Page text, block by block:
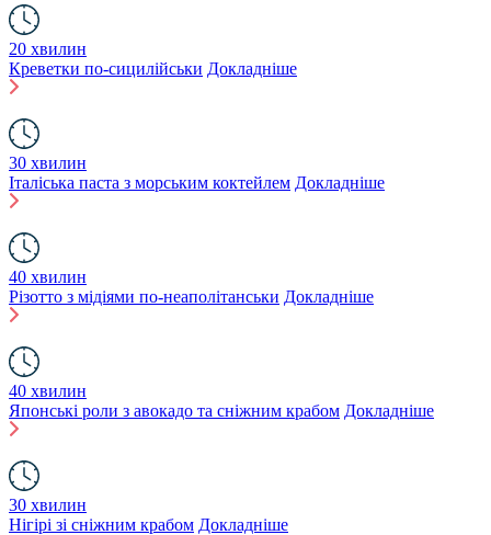
20 хвилин
Креветки по-сицилійськи Докладніше
30 хвилин
Італіська паста з морським коктейлем Докладніше
40 хвилин
Різотто з мідіями по-неаполітанськи Докладніше
40 хвилин
Японські роли з авокадо та сніжним крабом Докладніше
30 хвилин
Нігірі зі сніжним крабом Докладніше